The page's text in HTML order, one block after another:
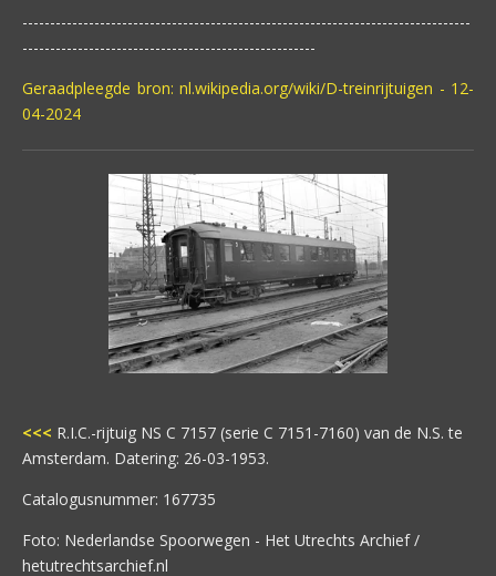
---------------------------------------------------------------------------------
-----------------------------------------------------
Geraadpleegde bron: nl.wikipedia.org/wiki/D-treinrijtuigen - 12-
04-2024
<<< R.I.C.-rijtuig NS C 7157 (serie C 7151-7160) van de N.S. te
Amsterdam. Datering: 26-03-1953.
Catalogusnummer: 167735
Foto: Nederlandse Spoorwegen - Het Utrechts Archief /
hetutrechtsarchief.nl